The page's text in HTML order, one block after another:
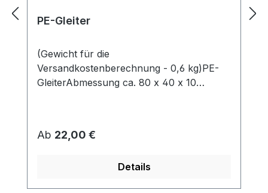
PE-Gleiter
(Gewicht für die
Versandkostenberechnung - 0,6 kg)PE-
GleiterAbmessung ca. 80 x 40 x 10
Regulärer Preis:
Ab 22,00 €
Details